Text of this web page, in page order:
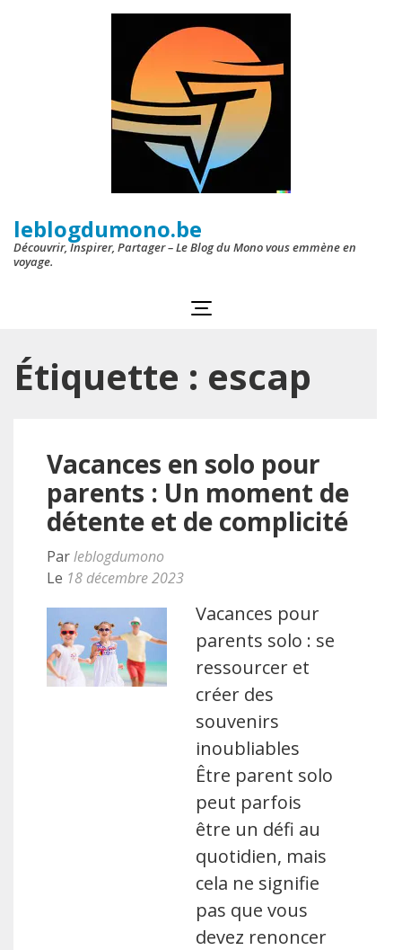
leblogdumono.be
Découvrir, Inspirer, Partager – Le Blog du Mono vous emmène en
voyage.
Étiquette : escap
Vacances en solo pour
parents : Un moment de
détente et de complicité
Parleblogdumono
Le 18 décembre 2023
Vacances pour
parents solo : se
ressourcer et
créer des
souvenirs
inoubliables
Être parent solo
peut parfois
être un défi au
quotidien, mais
cela ne signifie
pas que vous
devez renoncer